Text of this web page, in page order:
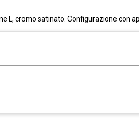
L, cromo satinato. Configurazione con